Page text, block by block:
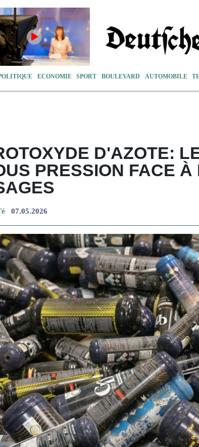
ECONOMIE SPORT BOULEVARD AUTOMOBILE
D'AZOTE:
PRESSION FACE
07.05.2026